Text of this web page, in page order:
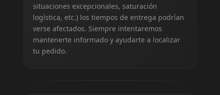
situaciones excepcionales, saturación
logística, etc.) los tiempos de entrega podrían
verse afectados. Siempre intentaremos
mantenerte informado y ayudarte a localizar
tu pedido.